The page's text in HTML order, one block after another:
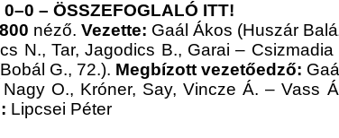
– ÖSSZEFOGLALÓ ITT!
800 néző. Vezette: Gaál Ákos (Huszár
N., Tar, Jagodics B., Garai –
G., 72.). Megbízott vezetőedző:
O., Króner, Say, Vincze Á. – Vass
Lipcsei Péter